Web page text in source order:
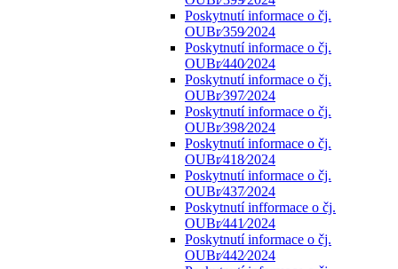
Poskytnutí informace o čj.
OUBr⁄359⁄2024
Poskytnutí informace o čj.
OUBr⁄440⁄2024
Poskytnutí informace o čj.
OUBr⁄397⁄2024
Poskytnutí informace o čj.
OUBr⁄398⁄2024
Poskytnutí informace o čj.
OUBr⁄418⁄2024
Poskytnutí informace o čj.
OUBr⁄437⁄2024
Poskytnutí infformace o čj.
OUBr⁄441⁄2024
Poskytnutí informace o čj.
OUBr⁄442⁄2024